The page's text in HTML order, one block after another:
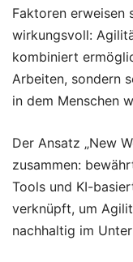
Faktoren erweisen
wirkungsvoll:
kombiniert
Arbeiten, sondern
in dem Menschen
Der Ansatz „New
zusammen:
Tools und KI-
verknüpft, um
nachhaltig im